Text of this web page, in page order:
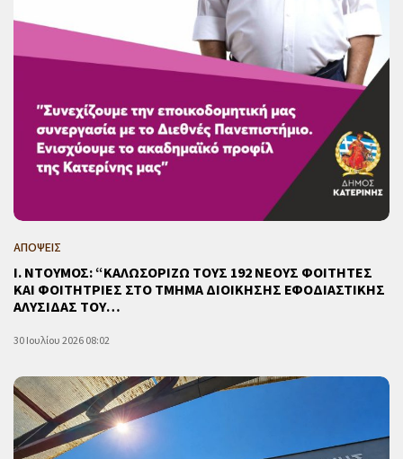
ΑΠΟΨΕΙΣ
Ι. ΝΤΟΥΜΟΣ: “ΚΑΛΩΣΟΡΙΖΩ ΤΟΥΣ 192 ΝΕΟΥΣ ΦΟΙΤΗΤΕΣ
ΚΑΙ ΦΟΙΤΗΤΡΙΕΣ ΣΤΟ ΤΜΗΜΑ ΔΙΟΙΚΗΣΗΣ ΕΦΟΔΙΑΣΤΙΚΗΣ
ΑΛΥΣΙΔΑΣ ΤΟΥ…
30 Ιουλίου 2026 08:02